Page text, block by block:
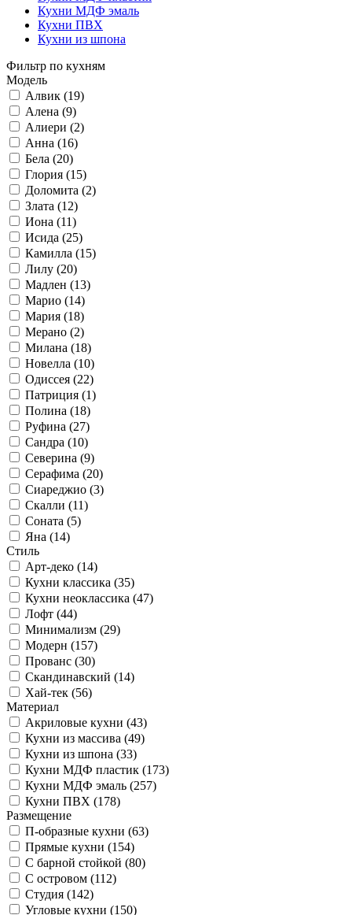
Кухни МДФ эмаль
Кухни ПВХ
Кухни из шпона
Фильтр по кухням
Модель
Алвик (19)
Алена (9)
Алиери (2)
Анна (16)
Бела (20)
Глория (15)
Доломита (2)
Злата (12)
Иона (11)
Исида (25)
Камилла (15)
Лилу (20)
Мадлен (13)
Марио (14)
Мария (18)
Мерано (2)
Милана (18)
Новелла (10)
Одиссея (22)
Патриция (1)
Полина (18)
Руфина (27)
Сандра (10)
Северина (9)
Серафима (20)
Сиареджио (3)
Скалли (11)
Соната (5)
Яна (14)
Стиль
Арт-деко (14)
Кухни классика (35)
Кухни неоклассика (47)
Лофт (44)
Минимализм (29)
Модерн (157)
Прованс (30)
Скандинавский (14)
Хай-тек (56)
Материал
Акриловые кухни (43)
Кухни из массива (49)
Кухни из шпона (33)
Кухни МДФ пластик (173)
Кухни МДФ эмаль (257)
Кухни ПВХ (178)
Размещение
П-образные кухни (63)
Прямые кухни (154)
С барной стойкой (80)
С островом (112)
Студия (142)
Угловые кухни (150)